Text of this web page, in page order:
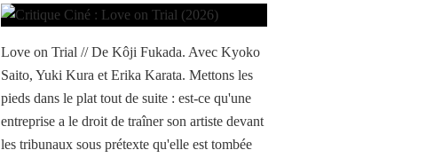
Love on Trial // De Kôji Fukada. Avec Kyoko
Saito, Yuki Kura et Erika Karata. Mettons les
pieds dans le plat tout de suite : est-ce qu'une
entreprise a le droit de traîner son artiste devant
les tribunaux sous prétexte qu'elle est tombée